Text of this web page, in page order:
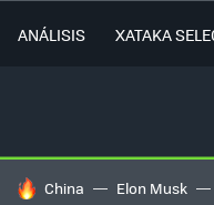
ANÁLISIS XATAKA
HOY SE HABLA DE
China Elon Musk